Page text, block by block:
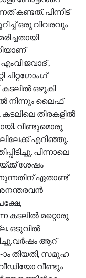
കണ്ടത്. പിന്നീട്
ഒരു വിവരവും
ജവാദ് ,
ചിറ്റഗോംഗ്
ഒഴുകി
നിന്നും ലൈഫ്
തിരകളില്‍
വീണ്ടുമൊരു
എറിഞ്ഞു.
പിന്നാലെ
ശേഷം
ഏതാണ്ട്
കടലില്‍ മറ്റൊരു
ഒടുവില്‍
ആറ്
-ാം തിയതി, സമൂഹ
വീണ്ടും